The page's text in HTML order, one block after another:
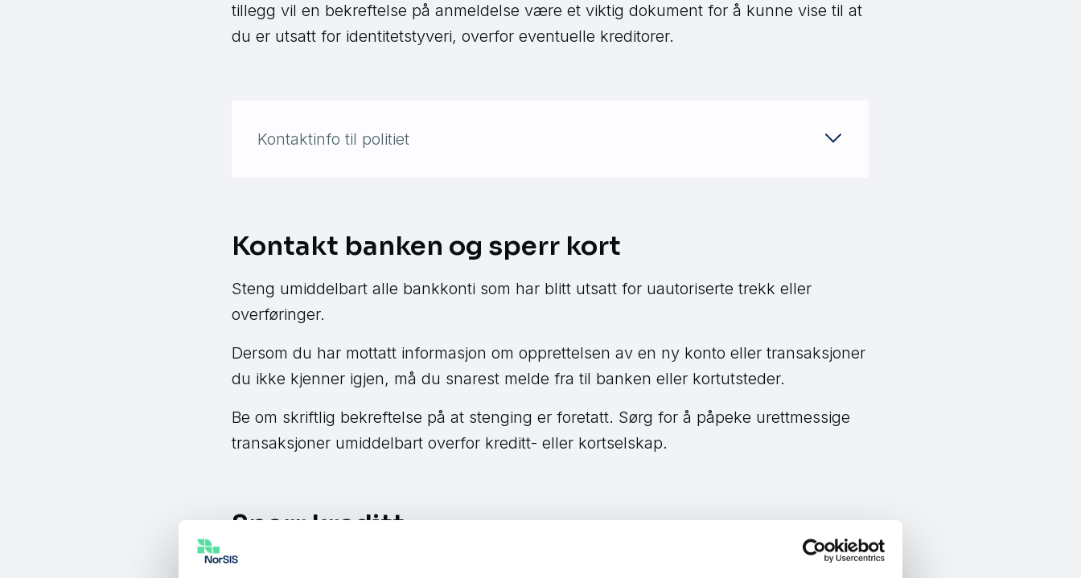
tillegg vil en bekreftelse på anmeldelse være et viktig dokument for å kunne vise til at
du er utsatt for identitetstyveri, overfor eventuelle kreditorer.
Kontaktinfo til politiet
Kontakt banken og sperr kort
Steng umiddelbart alle bankkonti som har blitt utsatt for uautoriserte trekk eller
overføringer.
Dersom du har mottatt informasjon om opprettelsen av en ny konto eller transaksjoner
du ikke kjenner igjen, må du snarest melde fra til banken eller kortutsteder.
Be om skriftlig bekreftelse på at stenging er foretatt. Sørg for å påpeke urettmessige
transaksjoner umiddelbart overfor kreditt- eller kortselskap.
Sperr kreditt
Be om frivillig sperring av kreditt hos kredittopplysningsselskapene. De fleste som yter